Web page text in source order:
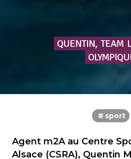
QUENTIN, TEAM
sport
Agent m2A au Centre
Alsace (CSRA), Quentin